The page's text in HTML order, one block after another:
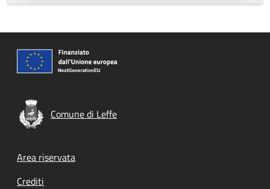
Comune di Leffe
Footer menu
Area riservata
Crediti